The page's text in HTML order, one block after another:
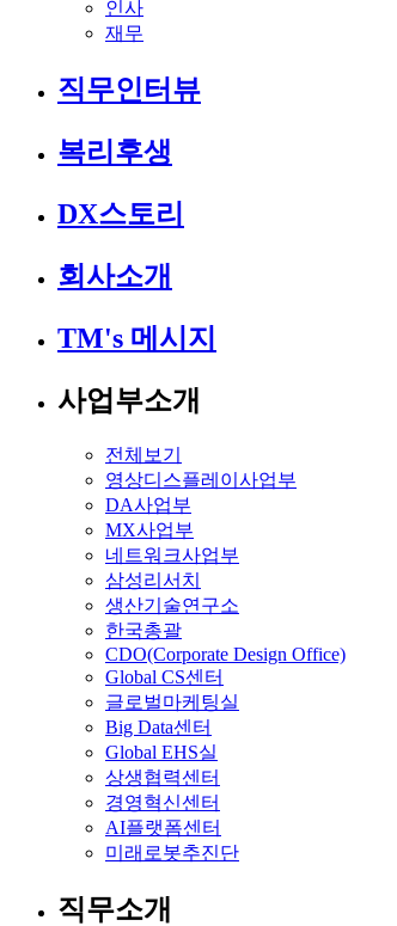
인사
재무
직무인터뷰
복리후생
DX스토리
회사소개
TM's 메시지
사업부소개
전체보기
영상디스플레이사업부
DA사업부
MX사업부
네트워크사업부
삼성리서치
생산기술연구소
한국총괄
CDO(Corporate Design Office)
Global CS센터
글로벌마케팅실
Big Data센터
Global EHS실
상생협력센터
경영혁신센터
AI플랫폼센터
미래로봇추진단
직무소개